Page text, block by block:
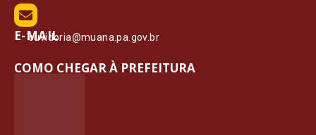
E-MAIL
ouvidoria@muana.pa.gov.br
COMO CHEGAR À PREFEITURA